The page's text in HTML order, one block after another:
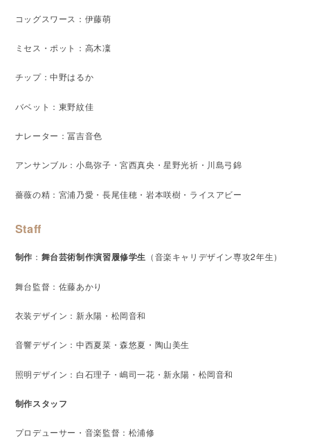
コッグスワース：伊藤萌
ミセス・ポット：高木凜
チップ：中野はるか
バベット：東野紋佳
ナレーター：冨吉音色
アンサンブル：小島弥子・宮西真央・星野光祈・川島弓錦
薔薇の精：宮浦乃愛・長尾佳穂・岩本咲樹・ライスアビー
Staff
制作 ： 舞台芸術制作演習履修学生 （音楽キャリデザイン専攻2年生）
舞台監督：佐藤あかり
衣装デザイン：新永陽・松岡音和
音響デザイン：中西夏菜・森悠夏・陶山美生
照明デザイン：白石理子・嶋司一花・新永陽・松岡音和
制作スタッフ
プロデューサー・音楽監督：松浦修